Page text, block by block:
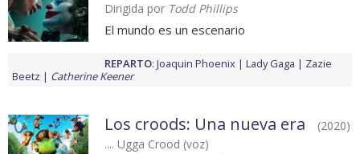
Dirigida por Todd Phillips
El mundo es un escenario
REPARTO: Joaquin Phoenix Lady Gaga
Zazie
Beetz
Catherine Keener
Los croods: Una nueva era
(2020)
.... Ugga Crood (voz)